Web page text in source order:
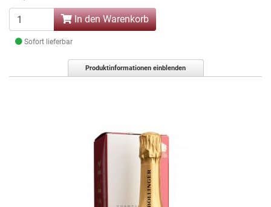
In den Warenkorb
Sofort lieferbar
Produktinformationen einblenden